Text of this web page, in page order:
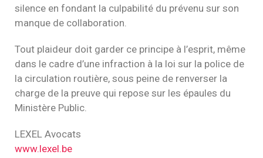
silence en fondant la culpabilité du prévenu sur son
manque de collaboration.
Tout plaideur doit garder ce principe à l’esprit, même
dans le cadre d’une infraction à la loi sur la police de
la circulation routière, sous peine de renverser la
charge de la preuve qui repose sur les épaules du
Ministère Public.
LEXEL Avocats
www.lexel.be